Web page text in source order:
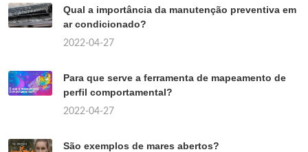
Qual a importância da manutenção preventiva em
ar condicionado?
2022-04-27
Para que serve a ferramenta de mapeamento de
perfil comportamental?
2022-04-27
São exemplos de mares abertos?